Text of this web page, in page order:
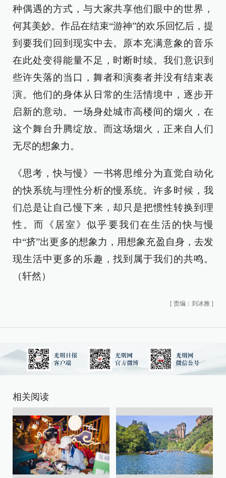
种偶遇的方式，与大家共享他们眼中的世界，
何其美妙。作品在结束“游神”的欢乐回忆后，提
到要我们回到现实中去。原本充满意象的音乐
在此处变得能量不足，时断时续。我们意识到
些许失落的当口，舞者和演奏者并没有结束表
演。他们的身体从日常的生活情境中，逐步开
启新的意动。一场身处城市高楼间的烟火，在
这个舞台升腾绽放。而这场烟火，正来自人们
无尽的想象力。
《思考，快与慢》一书将思维分为直觉自动化
的快系统与理性分析的慢系统。许多时候，我
们总是让自己慢下来，却只是把惯性转换到理
性。而《居室》似乎要我们在生活的快与慢
中“挤”出更多的想象力，用想象充盈自身，去发
现生活中更多的乐趣，找到属于我们的共鸣。
（轩然）
[ 责编：刘冰雅 ]
相关阅读